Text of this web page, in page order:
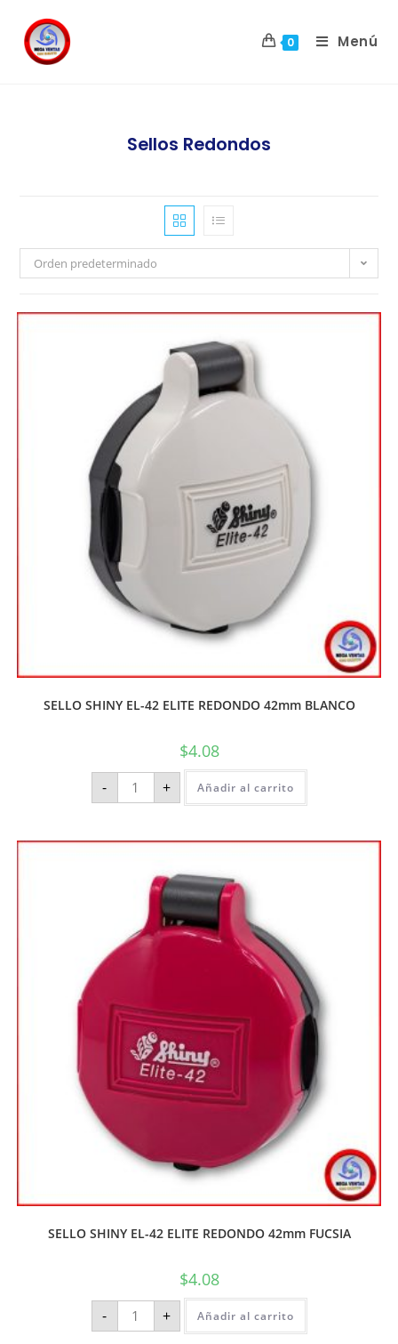
0 Menú
Sellos Redondos
Orden predeterminado
SELLO SHINY EL-42 ELITE REDONDO 42mm BLANCO
$4.08
- + Añadir al carrito
SELLO SHINY EL-42 ELITE REDONDO 42mm FUCSIA
$4.08
- + Añadir al carrito